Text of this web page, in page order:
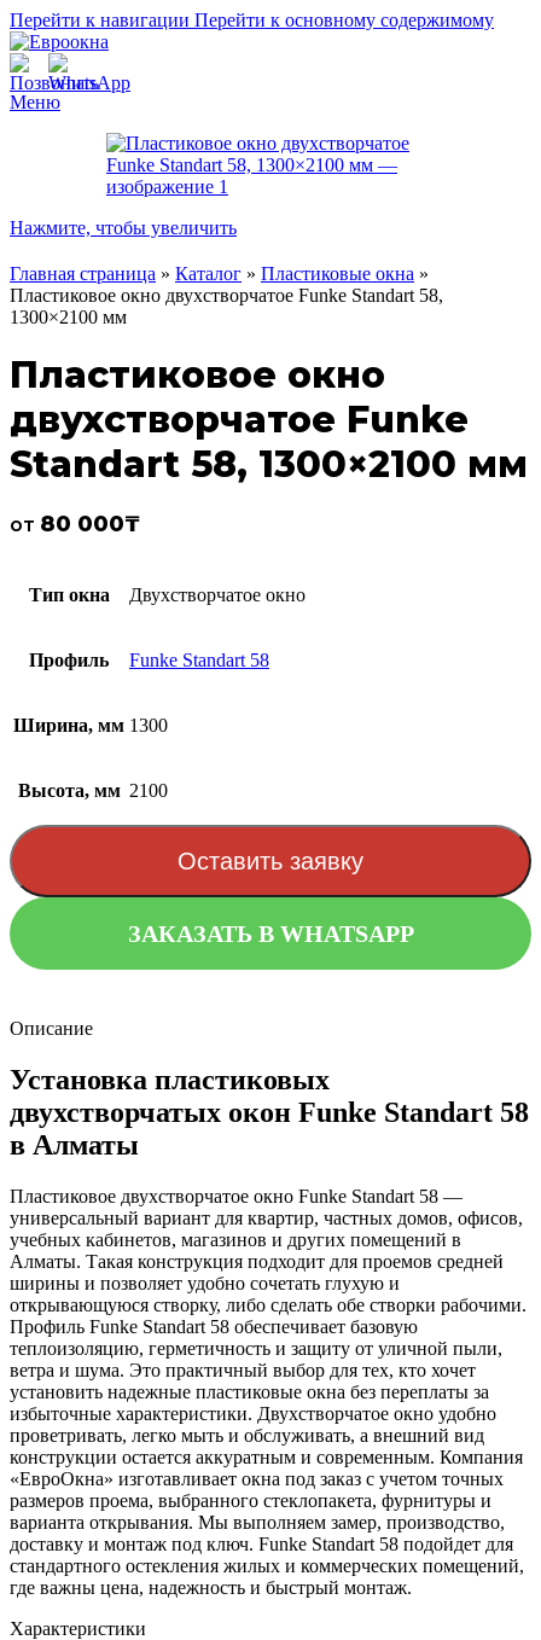
Перейти к навигации Перейти к основному содержимому
Меню
Нажмите, чтобы увеличить
Главная страница » Каталог » Пластиковые окна »
Пластиковое окно двухстворчатое Funke Standart 58,
1300×2100 мм
Пластиковое окно
двухстворчатое Funke
Standart 58, 1300×2100 мм
от 80 000₸
Тип окна Двухстворчатое окно
Профиль Funke Standart 58
Ширина, мм 1300
Высота, мм 2100
Оставить заявку
ЗАКАЗАТЬ В WHATSAPP
Описание
Установка пластиковых
двухстворчатых окон Funke Standart 58
в Алматы
Пластиковое двухстворчатое окно Funke Standart 58 —
универсальный вариант для квартир, частных домов, офисов,
учебных кабинетов, магазинов и других помещений в
Алматы. Такая конструкция подходит для проемов средней
ширины и позволяет удобно сочетать глухую и
открывающуюся створку, либо сделать обе створки рабочими.
Профиль Funke Standart 58 обеспечивает базовую
теплоизоляцию, герметичность и защиту от уличной пыли,
ветра и шума. Это практичный выбор для тех, кто хочет
установить надежные пластиковые окна без переплаты за
избыточные характеристики. Двухстворчатое окно удобно
проветривать, легко мыть и обслуживать, а внешний вид
конструкции остается аккуратным и современным. Компания
«ЕвроОкна» изготавливает окна под заказ с учетом точных
размеров проема, выбранного стеклопакета, фурнитуры и
варианта открывания. Мы выполняем замер, производство,
доставку и монтаж под ключ. Funke Standart 58 подойдет для
стандартного остекления жилых и коммерческих помещений,
где важны цена, надежность и быстрый монтаж.
Характеристики